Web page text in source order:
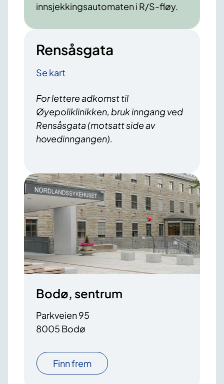
innsjekkingsautomaten i R/S-fløy.
Rensåsgata
Se kart
For lettere adkomst til
Øyepoliklinikken, bruk inngang ved
Rensåsgata (motsatt side av
hovedinngangen).
Bodø, sentrum
Parkveien 95
8005 Bodø
Finn frem